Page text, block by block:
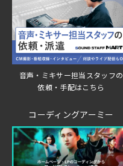
音声・ミキサー担当スタッフの
依頼・手配はこちら
コーディングアーミー